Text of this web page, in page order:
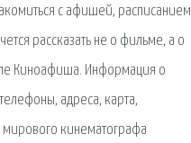
с афишей, расписанием
рассказать не о фильме, а о
Киноафиша. Информация о
адреса, карта,
кинематографа